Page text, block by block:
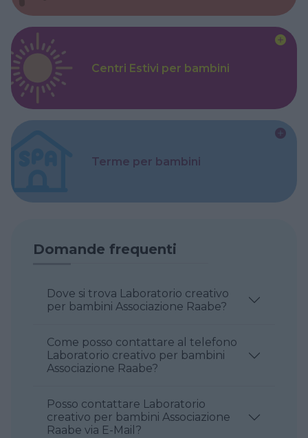
Centri Estivi per bambini
Terme per bambini
Domande frequenti
Dove si trova Laboratorio creativo
per bambini Associazione Raabe?
Come posso contattare al telefono
Laboratorio creativo per bambini
Associazione Raabe?
Posso contattare Laboratorio
creativo per bambini Associazione
Raabe via E-Mail?